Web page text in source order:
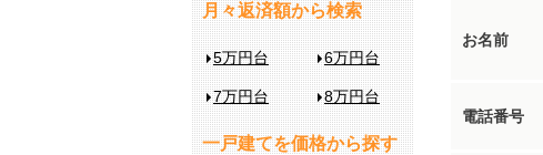
お名前
電話番号
月々返済額から検索
5万円台 6万円台
7万円台 8万円台
一戸建てを価格から探す